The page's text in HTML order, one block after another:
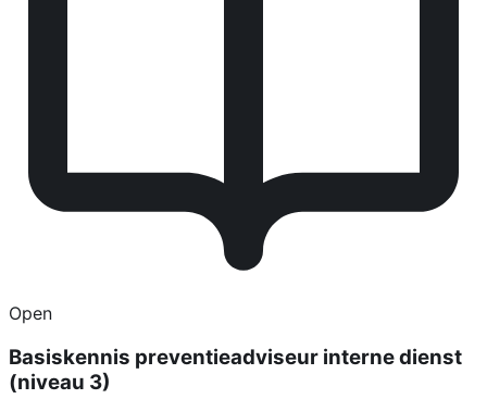
Open
Basiskennis preventieadviseur interne dienst
(niveau 3)